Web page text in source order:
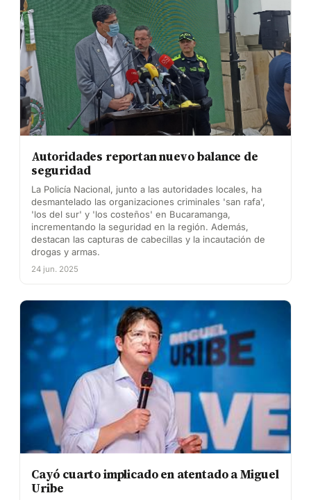
Autoridades reportan nuevo balance de
seguridad
La Policía Nacional, junto a las autoridades locales, ha
desmantelado las organizaciones criminales 'san rafa',
'los del sur' y 'los costeños' en Bucaramanga,
incrementando la seguridad en la región. Además,
destacan las capturas de cabecillas y la incautación de
drogas y armas.
24 jun. 2025
Cayó cuarto implicado en atentado a Miguel
Uribe